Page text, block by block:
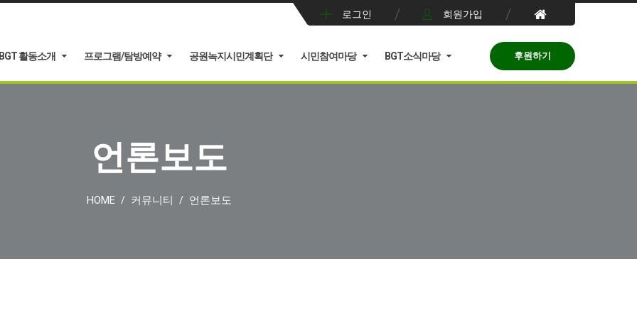
로그인 회원가입
후원하기
활동소개 프로그램/탐방예약 공원녹지시민계획단 시민참여마당 BGT소식마당
언론보도
HOME / 커뮤니티 / 언론보도